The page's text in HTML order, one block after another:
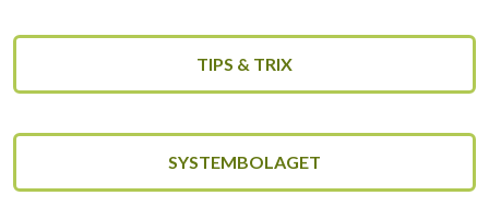
TIPS & TRIX
SYSTEMBOLAGET